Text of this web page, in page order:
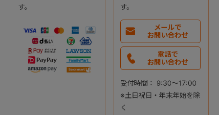
す。
す。
メールで
お問い合わせ
電話で
お問い合わせ
受付時間： 9:30～17:00
※土日祝日・年末年始を除
く